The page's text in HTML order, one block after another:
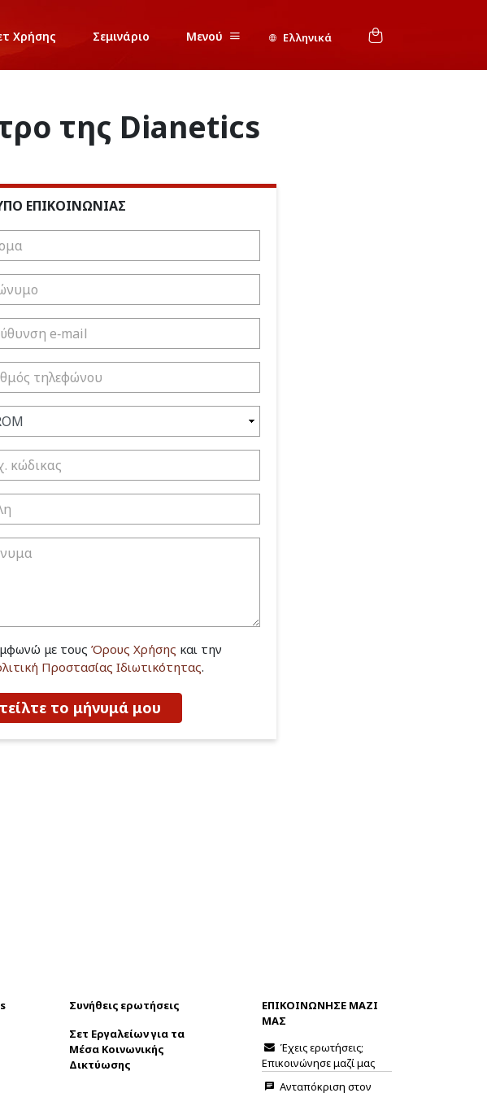
Χρήσης Σεμινάριο Μενού Ελληνικά
της Dianetics
ΕΠΙΚΟΙΝΩΝΙΑΣ
με τους Όρους Χρήσης και την
Προστασίας Ιδιωτικότητας.
το μήνυμά μου
Συνήθεις ερωτήσεις
Σετ Εργαλείων για τα
Μέσα Κοινωνικής
Δικτύωσης
ΕΠΙΚΟΙΝΩΝΗΣΕ ΜΑΖΙ
ΜΑΣ
Έχεις ερωτήσεις;
Επικοινώνησε μαζί μας
Ανταπόκριση στον